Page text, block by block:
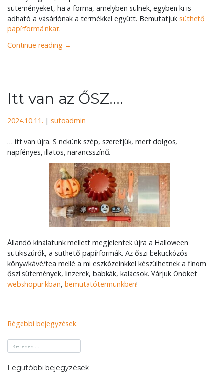
süteményeket, ha a forma, amelyben sülnek, egyben ki is
adható a vásárlónak a termékkel együtt. Bemutatjuk süthető
papírformáinkat.
Continue reading →
Itt van az ŐSZ….
2024.10.11. | sutoadmin
… itt van újra. S nekünk szép, szeretjük, mert dolgos,
napfényes, illatos, narancsszínű.
Állandó kínálatunk mellett megjelentek újra a Halloween
sütikiszúrók, a süthető papírformák. Az őszi bekuckózós
könyv/kávé/tea mellé a mi eszközeinkkel készülhetnek a finom
őszi sütemények, linzerek, babkák, kalácsok. Várjuk Önöket
webshopunkban, bemutatótermünkben!
Bejegyzés
navigáció
Régebbi bejegyzések
Legutóbbi bejegyzések